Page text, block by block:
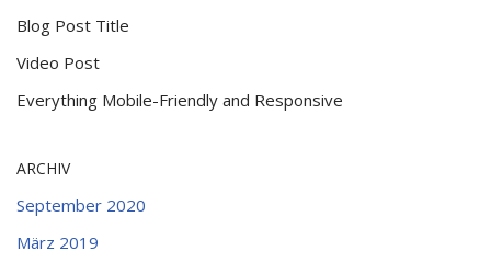
Blog Post Title
Video Post
Everything Mobile-Friendly and Responsive
ARCHIV
September 2020
März 2019